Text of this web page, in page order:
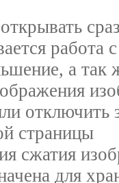
работа
а так
отключить
страницы
сжатия
для